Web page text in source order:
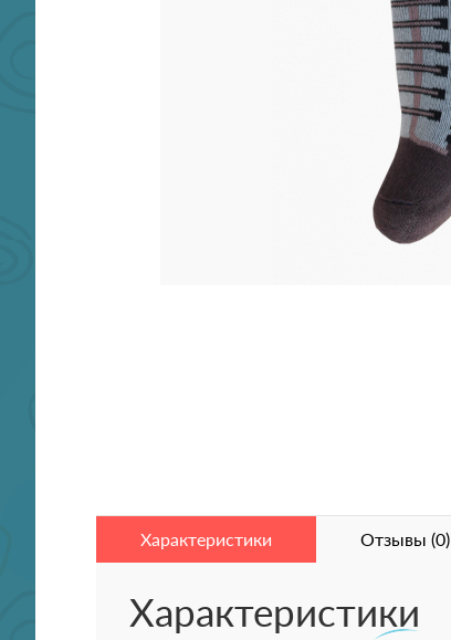
Характеристики Отзывы (0)
Характеристики